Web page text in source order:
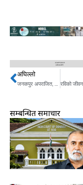
Prev
अघिल्लो
जनकपुर अपराजित, हारिसकेको खेलपनि १ रनले जित्यो
सम्बन्धित समाचार